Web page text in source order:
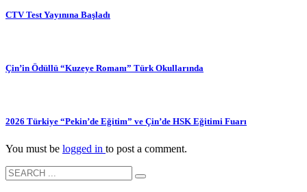
CTV Test Yayınına Başladı
Çin’in Ödüllü “Kuzeye Romanı” Türk Okullarında
2026 Türkiye “Pekin’de Eğitim” ve Çin’de HSK Eğitimi Fuarı
You must be logged in to post a comment.